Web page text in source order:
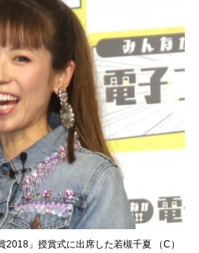
2018」授賞式に出席した若槻千夏 （C）